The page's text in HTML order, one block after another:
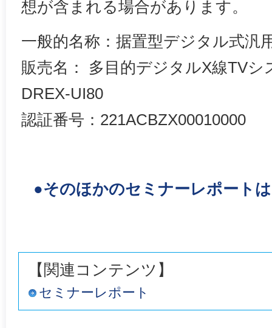
想が含まれる場合があります。
一般的名称：据置型デジタル式汎
販売名： 多目的デジタルX線
DREX-UI80
認証番号：221ACBZX00010000
●そのほかのセミナーレポート
【関連コンテンツ】
セミナーレポート